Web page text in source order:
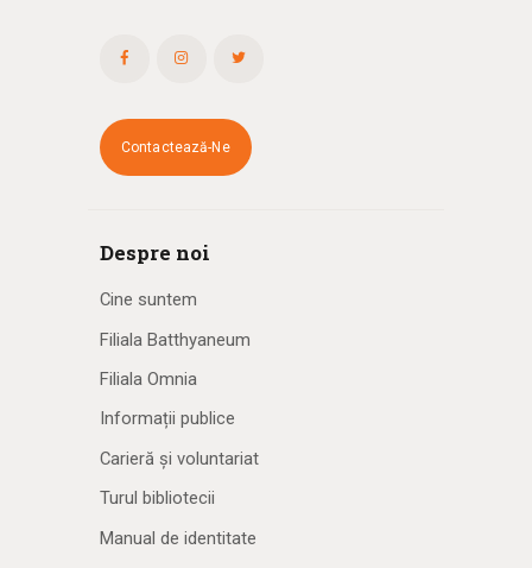
Contactează-Ne
Despre noi
Cine suntem
Filiala Batthyaneum
Filiala Omnia
Informații publice
Carieră și voluntariat
Turul bibliotecii
Manual de identitate